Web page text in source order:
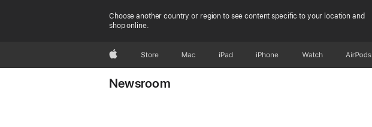
Choose another country or region to see content specific to your location and
shop online.
AppleStore Mac iPad iPhone Watch AirPods
Newsroom